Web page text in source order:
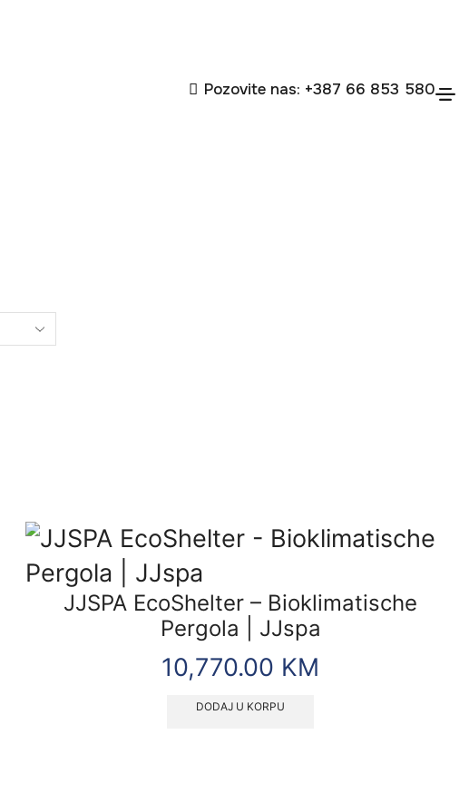
Pozovite nas: +387 66 853 580
JJSPA EcoShelter – Bioklimatische
Pergola | JJspa
10,770.00 KM
DODAJ U KORPU